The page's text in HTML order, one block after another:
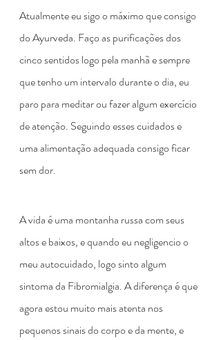
Atualmente eu sigo o máximo que consigo
do Ayurveda. Faço as purificações dos
cinco sentidos logo pela manhã e sempre
que tenho um intervalo durante o dia, eu
paro para meditar ou fazer algum exercício
de atenção. Seguindo esses cuidados e
uma alimentação adequada consigo ficar
sem dor.
A vida é uma montanha russa com seus
altos e baixos, e quando eu negligencio o
meu autocuidado, logo sinto algum
sintoma da Fibromialgia. A diferença é que
agora estou muito mais atenta nos
pequenos sinais do corpo e da mente, e